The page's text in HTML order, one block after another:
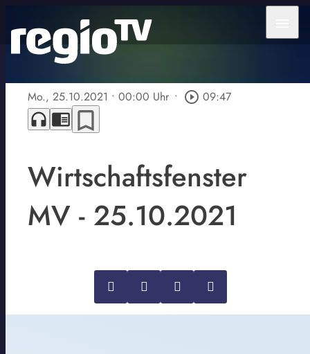
Mo., 25.10.2021 • 00:00 Uhr • play_circle_outline 09:47
headphones chrome_reader_mode bookmark_border
Wirtschaftsfenster
MV - 25.10.2021